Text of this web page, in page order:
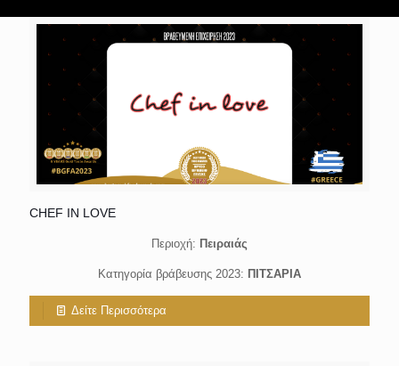
CHEF IN LOVE
Περιοχή: Πειραιάς
Κατηγορία βράβευσης 2023: ΠΙΤΣΑΡΙΑ
Δείτε Περισσότερα